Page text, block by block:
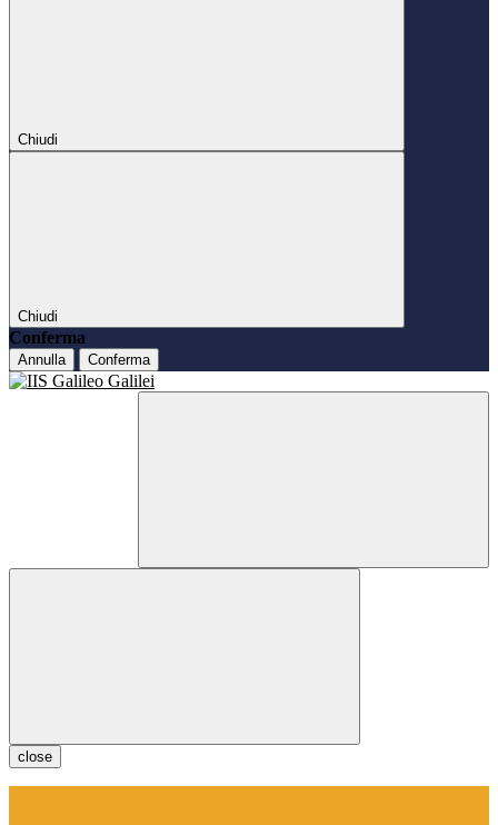
Chiudi
Chiudi
Conferma
Annulla Conferma
close